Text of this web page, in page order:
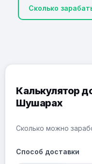
Сколько
Калькулятор
Шушарах
Сколько можно
Способ доставки